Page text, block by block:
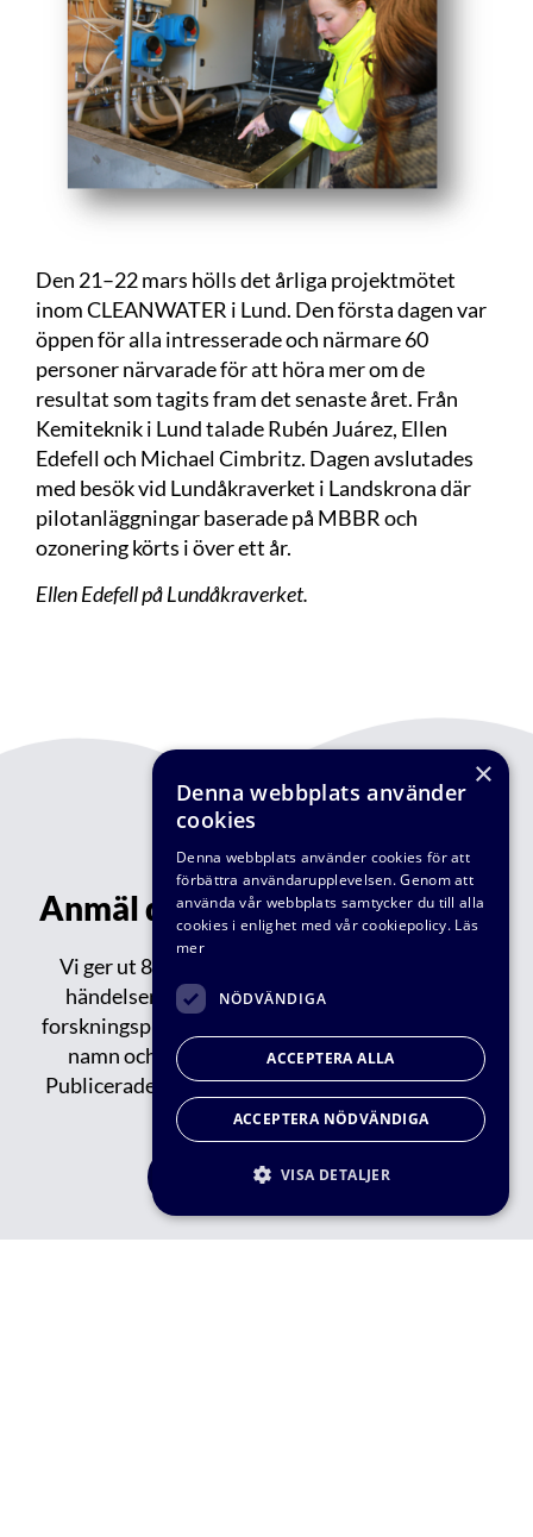
Den 21–22 mars hölls det årliga projektmötet
inom CLEANWATER i Lund. Den första dagen var
öppen för alla intresserade och närmare 60
personer närvarade för att höra mer om de
resultat som tagits fram det senaste året. Från
Kemiteknik i Lund talade Rubén Juárez, Ellen
Edefell och Michael Cimbritz. Dagen avslutades
med besök vid Lundåkraverket i Landskrona där
pilotanläggningar baserade på MBBR och
ozonering körts i över ett år.
Ellen Edefell på Lundåkraverket.
Anmäl dig till vårt nyhetsbrev!
Vi ger ut 8-9 nyhetsbrev varje år med aktuella
händelser inom VA-teknik Södra: reportage,
forskningsprojekt, publikationer, events, nytt om
namn och tips om spännande saker på gång.
Publicerade/tidigare nyhetsbrev kan du läsahär.
FÅ VÅRT NYHETBREV
×
Denna webbplats använder
cookies
Denna webbplats använder cookies för att
förbättra användarupplevelsen. Genom att
använda vår webbplats samtycker du till alla
cookies i enlighet med vår cookiepolicy. Läs
mer
NÖDVÄNDIGA
ACCEPTERA ALLA
ACCEPTERA NÖDVÄNDIGA
VISA DETALJER